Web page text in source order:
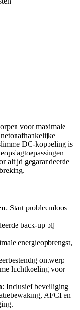
voor maximale
DC-koppeling is
altijd gegarandeerde
: Start probleemloos
back-up bij
energieopbrengst,
ontwerp
luchtkoeling voor
: Inclusief beveiliging
AFCI en